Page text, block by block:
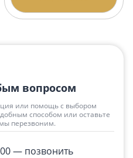
вопросом
или помощь с выбором
способом или оставьте
перезвоним.
— позвонить